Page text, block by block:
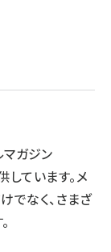
ガジン
ています。メ
でなく、さまざ